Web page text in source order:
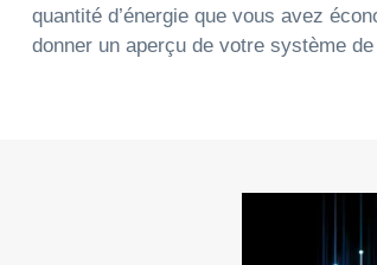
quantité d’énergie que vous avez
donner un aperçu de votre système